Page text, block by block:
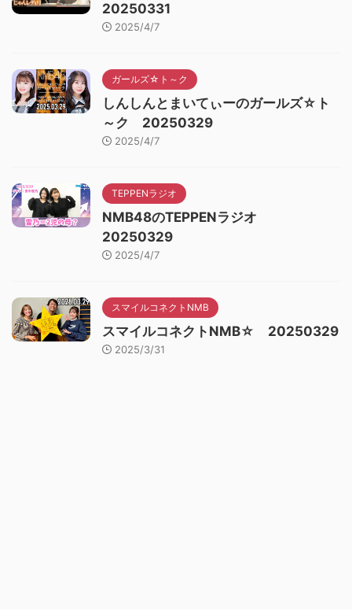
20250331
2025/4/7
ガールズ☆ト～ク
しんしんとまいてぃーのガールズ☆ト
～ク 20250329
2025/4/7
TEPPENラジオ
NMB48のTEPPENラジオ
20250329
2025/4/7
スマイルコネクトNMB
スマイルコネクトNMB☆ 20250329
2025/3/31